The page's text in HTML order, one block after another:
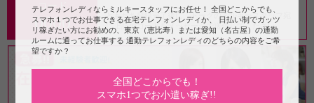
コード
0000
ともだち登録完了後に、トークのミルキースタッフ宛
に上記のコードをメッセージで送信してください。
テレフォンレディならミルキースタッフにお任せ！ 全国どこからでも、
スマホ１つでお仕事できる在宅テレフォンレディか、 日払い制でガッツ
リ稼ぎたい方にお勧めの、東京（恵比寿）または愛知（名古屋）の通勤
ルームに通ってお仕事する 通勤テレフォンレディのどちらの内容をご希
望ですか？
全国どこからでも！
スマホ1つでお小遣い稼ぎ!!